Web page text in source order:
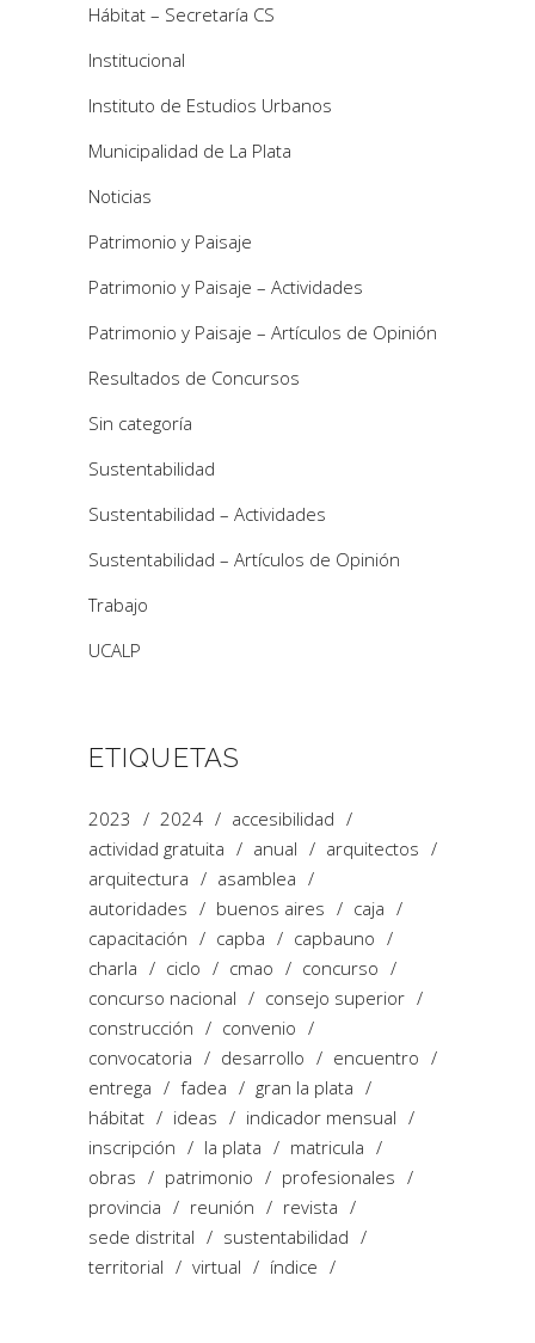
Hábitat – Secretaría CS
Institucional
Instituto de Estudios Urbanos
Municipalidad de La Plata
Noticias
Patrimonio y Paisaje
Patrimonio y Paisaje – Actividades
Patrimonio y Paisaje – Artículos de Opinión
Resultados de Concursos
Sin categoría
Sustentabilidad
Sustentabilidad – Actividades
Sustentabilidad – Artículos de Opinión
Trabajo
UCALP
ETIQUETAS
2023 2024
accesibilidad
actividad gratuita
anual
arquitectos
arquitectura
asamblea
autoridades
buenos aires
caja
capacitación
capba
capbauno
charla
ciclo cmao
concurso
concurso nacional
consejo superior
construcción
convenio
convocatoria
desarrollo
encuentro
entrega
fadea
gran la plata
hábitat
ideas
indicador mensual
inscripción
la plata
matricula
obras
patrimonio
profesionales
provincia
reunión
revista
sede distrital
sustentabilidad
territorial
virtual índice